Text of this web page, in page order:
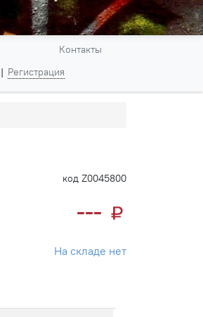
Контакты
Регистрация
код Z0045800
---
На складе нет